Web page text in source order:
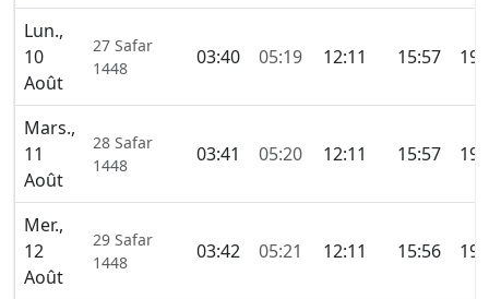
Lun.,
10
Août
27 Safar
1448
03:40 05:19 12:11 15:57
Mars.,
11
Août
28 Safar
1448
03:41 05:20 12:11 15:57
Mer.,
12
Août
29 Safar
1448
03:42 05:21 12:11 15:56